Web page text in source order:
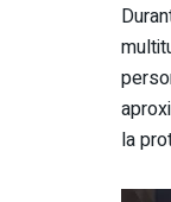
la